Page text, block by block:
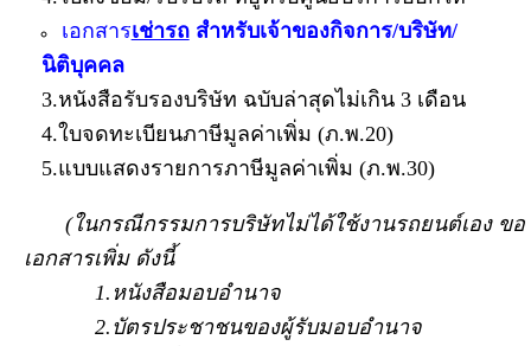
เอกสารเช่ารถสำหรับเจ้าของกิจการ/บริษัท/
นิติบุคคล
3.หนังสือรับรองบริษัท ฉบับล่าสุดไม่เกิน 3 เดือน
4.ใบจดทะเบียนภาษีมูลค่าเพิ่ม (ภ.พ.20)
5.แบบแสดงรายการภาษีมูลค่าเพิ่ม (ภ.พ.30)
(ในกรณีกรรมการบริษัทไม่ได้ใช้งานรถยนต์เอง ขอ
เอกสารเพิ่ม ดังนี้
1.หนังสือมอบอำนาจ
2.บัตรประชาชนของผู้รับมอบอำนาจ